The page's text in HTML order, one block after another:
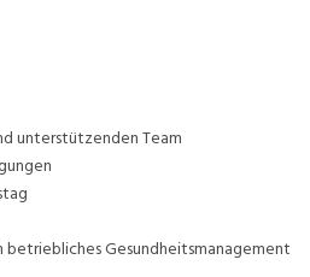
unterstützenden Team
betriebliches Gesundheitsmanagement